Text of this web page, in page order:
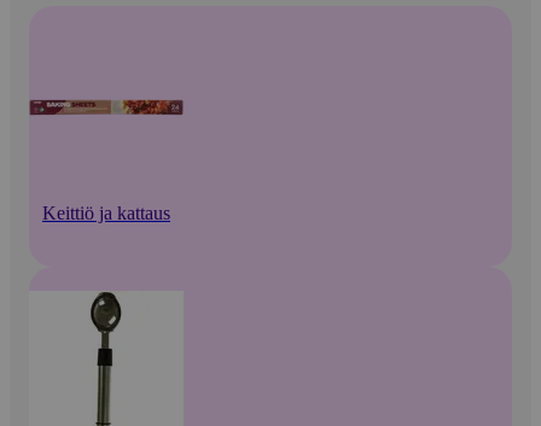
Keittiö ja kattaus